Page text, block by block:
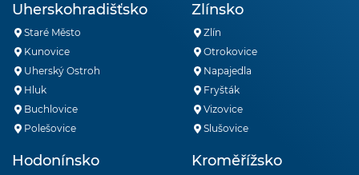
Uherskohradišťsko
Staré Město
Kunovice
Uherský Ostroh
Hluk
Buchlovice
Polešovice
Zlínsko
Zlín
Otrokovice
Napajedla
Fryšták
Vizovice
Slušovice
Hodonínsko Kroměřížsko